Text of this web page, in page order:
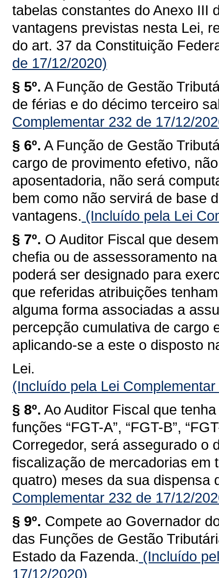
tabelas constantes do Anexo III
vantagens previstas nesta Lei,
do art. 37 da Constituição
de 17/12/2020)
§ 5º. A Função de Gestão
de férias e do décimo terceiro
Complementar 232 de 17/12/
§ 6º. A Função de Gestão
cargo de provimento efetivo,
aposentadoria, não será
bem como não servirá de base
vantagens. (Incluído pela Lei
§ 7º. O Auditor Fiscal que
chefia ou de assessoramento
poderá ser designado para
que referidas atribuições
alguma forma associadas a
percepção cumulativa de cargo
aplicando-se a este o disposto
Lei.
(Incluído pela Lei
§ 8º. Ao Auditor Fiscal que
funções “FGT-A”, “FGT-B”,
Corregedor, será assegurado o
fiscalização de mercadorias em
quatro) meses da sua dispensa
Complementar 232 de 17/12/
§ 9º. Compete ao Governador
das Funções de Gestão
Estado da Fazenda. (Incluído
17/12/2020)